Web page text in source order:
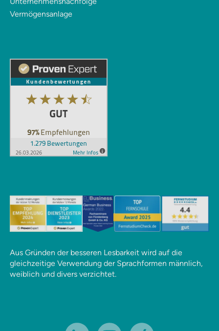
Vermögensanlage
Aus Gründen der besseren Lesbarkeit wird auf die
gleichzeitige Verwendung der Sprachformen männlich,
weiblich und divers verzichtet.